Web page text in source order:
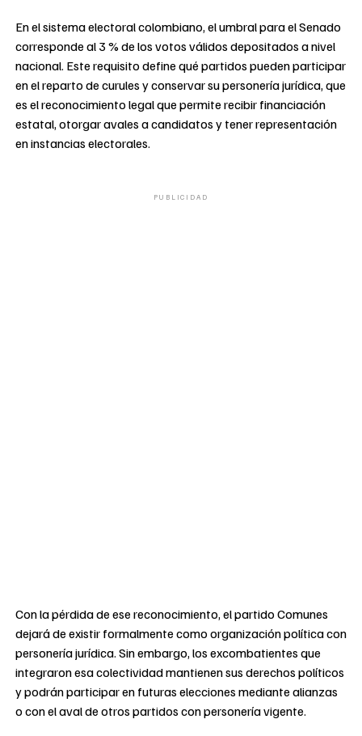
En el sistema electoral colombiano, el umbral para el Senado
corresponde al 3 % de los votos válidos depositados a nivel
nacional. Este requisito define qué partidos pueden participar
en el reparto de curules y conservar su personería jurídica, que
es el reconocimiento legal que permite recibir financiación
estatal, otorgar avales a candidatos y tener representación
en instancias electorales.
PUBLICIDAD
Con la pérdida de ese reconocimiento, el partido Comunes
dejará de existir formalmente como organización política con
personería jurídica. Sin embargo, los excombatientes que
integraron esa colectividad mantienen sus derechos políticos
y podrán participar en futuras elecciones mediante alianzas
o con el aval de otros partidos con personería vigente.